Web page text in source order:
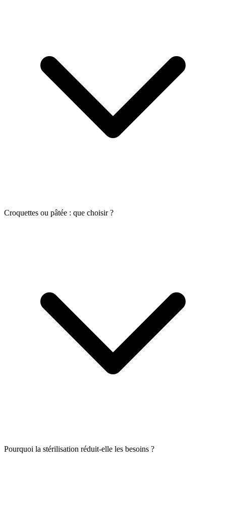
Croquettes ou pâtée : que choisir ?
Pourquoi la stérilisation réduit-elle les besoins ?